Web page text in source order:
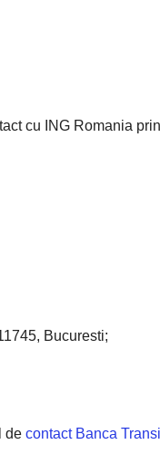
cu ING Romania
Bucuresti;
de contact Banca